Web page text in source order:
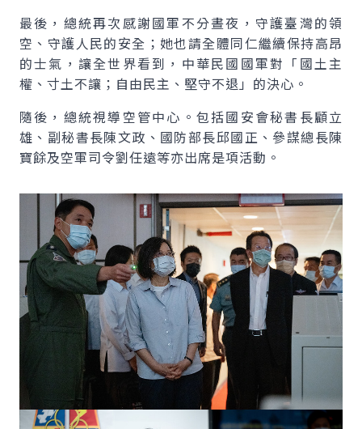
最後，總統再次感謝國軍不分晝夜，守護臺灣的領
空、守護人民的安全；她也請全體同仁繼續保持高昂
的士氣，讓全世界看到，中華民國國軍對「國土主
權、寸土不讓；自由民主、堅守不退」的決心。
隨後，總統視導空管中心。包括國安會秘書長顧立
雄、副秘書長陳文政、國防部長邱國正、參謀總長陳
寶餘及空軍司令劉任遠等亦出席是項活動。